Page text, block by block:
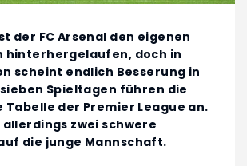
der FC Arsenal den eigenen
hinterhergelaufen, doch in
scheint endlich Besserung in
Spieltagen führen die
Tabelle der Premier League an.
zwei schwere
die junge Mannschaft.